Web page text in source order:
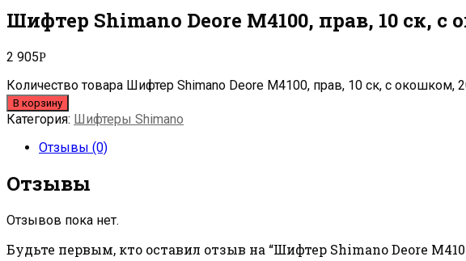
Шифтер Shimano Deore M4100, прав, 10 ск,
2 905Р
Количество товара Шифтер Shimano Deore M4100, прав, 10 ск, с окошком,
В корзину
Категория: Шифтеры Shimano
Отзывы (0)
Отзывы
Отзывов пока нет.
Будьте первым, кто оставил отзыв на “Шифтер Shimano Deore